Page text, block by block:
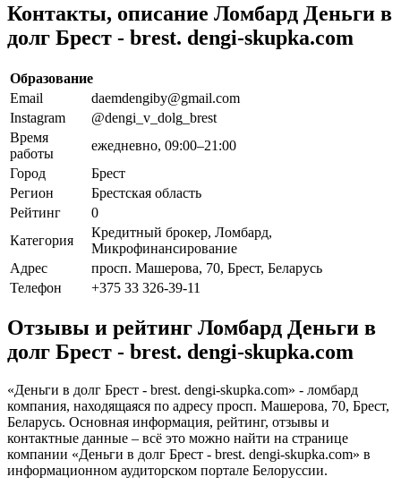
Контакты, описание Ломбард Деньги в
долг Брест - brest. dengi-skupka.com
Образование
Email
daemdengiby@gmail.com
Instagram
@dengi_v_dolg_brest
Время
работы
ежедневно, 09:00–21:00
Город
Брест
Регион
Брестская область
Рейтинг
0
Категория
Кредитный брокер, Ломбард,
Микрофинансирование
Адрес
просп. Машерова, 70, Брест, Беларусь
Телефон
+375 33 326-39-11
Отзывы и рейтинг Ломбард Деньги в
долг Брест - brest. dengi-skupka.com
«Деньги в долг Брест - brest. dengi-skupka.com» - ломбард
компания, находящаяся по адресу просп. Машерова, 70, Брест,
Беларусь. Основная информация, рейтинг, отзывы и
контактные данные – всё это можно найти на странице
компании «Деньги в долг Брест - brest. dengi-skupka.com» в
информационном аудиторском портале Белоруссии.